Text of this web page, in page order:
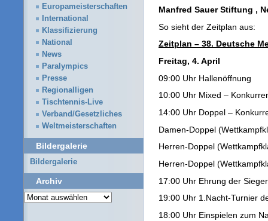
Manfred Sauer Stiftung ,
So sieht der Zeitplan aus:
Zeitplan – 38. Deutsche
Freitag, 4. April
09:00 Uhr Hallenöffnung
10:00 Uhr Mixed –
14:00 Uhr Doppel –
Damen-Doppel
Herren-Doppel
Herren-Doppel
17:00 Uhr Ehrung der Sieger
19:00 Uhr 1.Nacht-Turnier
18:00 Uhr Einspielen zum
Europameisterschaften
International
Klassifizierung
National
News
Paralympics
Presse
Regionalligen
Tischtennis-Live
Verband/Gesetzliches
Weltmeisterschaften
Bildergalerie
Bildergalerie
Archiv
Archiv